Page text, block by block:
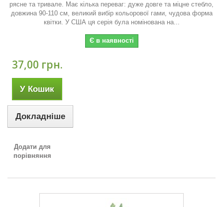
рясне та тривале. Має кілька переваг: дуже довге та міцне стебло,
довжина 90-110 см, великий вибір кольорової гами, чудова форма
квітки. У США ця серія була номінована на...
Є в наявності
37,00 грн.
У Кошик
Докладніше
Додати для
порівняння